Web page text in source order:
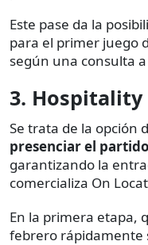
Este pase da la
para el primer juego
según una consulta a
3. Hospitality
Se trata de la opción
presenciar el
garantizando la
comercializa On
En la primera etapa,
febrero rápidamente